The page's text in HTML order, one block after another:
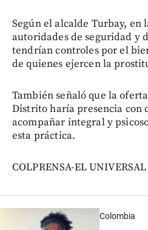
Según el alcalde Turbay, en
autoridades de seguridad y
tendrían controles por el
de quienes ejercen la
También señaló que la
Distrito haría presencia con
acompañar integral y
esta práctica.
COLPRENSA-EL UNIVERSAL
Colombia